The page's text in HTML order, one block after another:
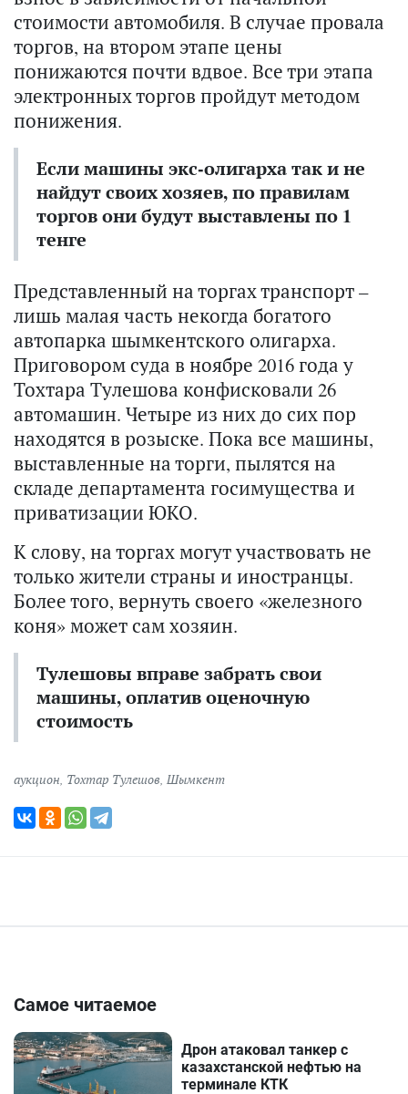
стоимости автомобиля. В случае провала
торгов, на втором этапе цены
понижаются почти вдвое. Все три этапа
электронных торгов пройдут методом
понижения.
Если машины экс-олигарха так и не
найдут своих хозяев, по правилам
торгов они будут выставлены по 1
тенге
Представленный на торгах транспорт –
лишь малая часть некогда богатого
автопарка шымкентского олигарха.
Приговором суда в ноябре 2016 года у
Тохтара Тулешова конфисковали 26
автомашин. Четыре из них до сих пор
находятся в розыске. Пока все машины,
выставленные на торги, пылятся на
складе департамента госимущества и
приватизации ЮКО.
К слову, на торгах могут участвовать не
только жители страны и иностранцы.
Более того, вернуть своего «железного
коня» может сам хозяин.
Тулешовы вправе забрать свои
машины, оплатив оценочную
стоимость
аукцион, Тохтар Тулешов, Шымкент
Самое читаемое
Дрон атаковал танкер с
казахстанской нефтью на
терминале КТК